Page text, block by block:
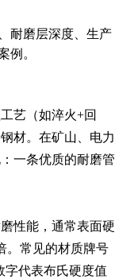
艺（如淬火+回
材。在矿山、电力
一条优质的耐磨管
性能，通常表面硬
。常见的材质牌号
字代表布氏硬度值
耐磨层深度、生产
例。